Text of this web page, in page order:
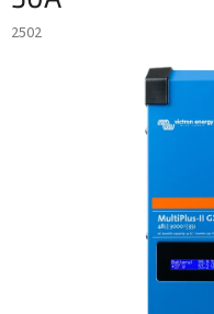
2502